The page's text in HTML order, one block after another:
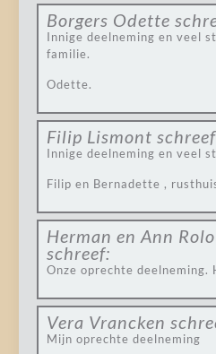
Borgers Odette
Innige deelneming en veel
familie.
Odette.
Filip Lismont
Innige deelneming en veel
Filip en Bernadette ,
Herman en Ann
schreef:
Onze oprechte
Vera Vrancken
Mijn oprechte deelneming